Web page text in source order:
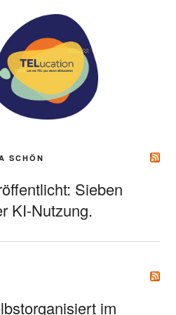
SCHÖN
Sieben
KI-Nutzung.
im